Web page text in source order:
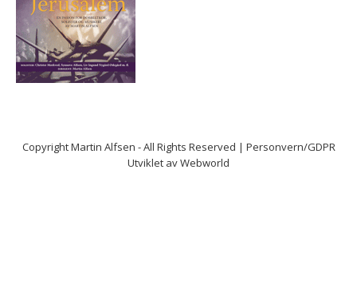
CopyrightMartin Alfsen - All Rights Reserved | Personvern/GDPR
Utviklet avWebworld